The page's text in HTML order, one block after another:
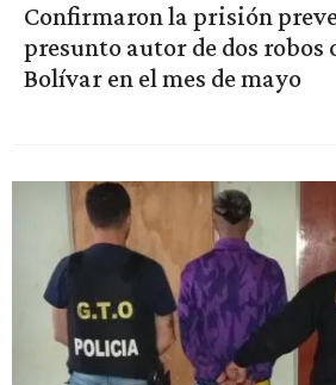
Confirmaron la prisión
presunto autor de dos robos
Bolívar en el mes de mayo